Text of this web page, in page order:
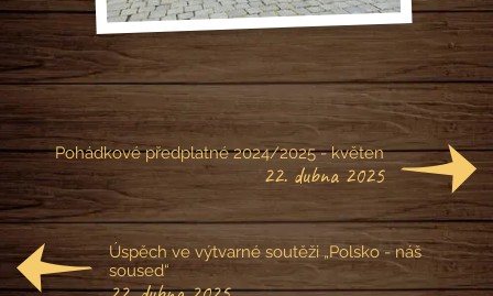
Pohádkové předplatné 2024/2025 - květen
22. dubna 2025
Úspěch ve výtvarné soutěži „Polsko - náš
soused“